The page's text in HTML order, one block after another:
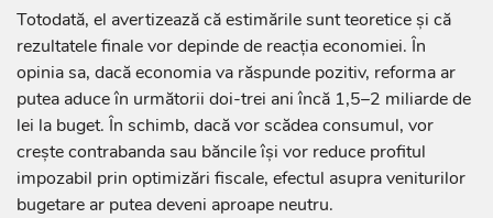
Totodată, el avertizează că estimările sunt teoretice și că
rezultatele finale vor depinde de reacția economiei. În
opinia sa, dacă economia va răspunde pozitiv, reforma ar
putea aduce în următorii doi-trei ani încă 1,5–2 miliarde de
lei la buget. În schimb, dacă vor scădea consumul, vor
crește contrabanda sau băncile își vor reduce profitul
impozabil prin optimizări fiscale, efectul asupra veniturilor
bugetare ar putea deveni aproape neutru.